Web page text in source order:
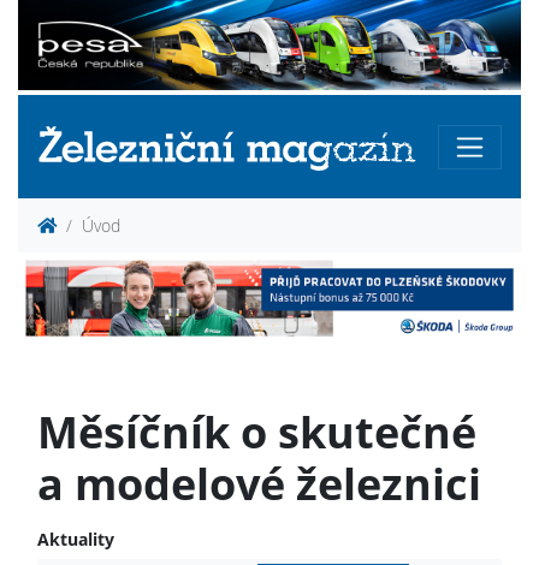
Úvod
Měsíčník o skutečné
a modelové železnici
Aktuality